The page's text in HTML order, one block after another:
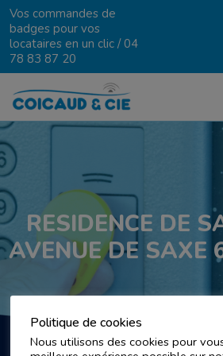
Vos commandes de
badges pour vos
locataires en un clic /04
78 83 87 20
RESIDENCE DE
AVENUE DE SAXE
Politique de cookies
Nous utilisons des cookies pour